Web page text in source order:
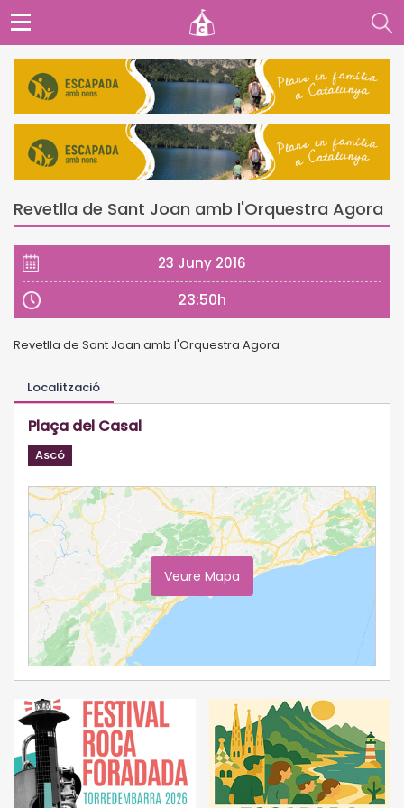
Revetlla de Sant Joan amb l'Orquestra Agora
23 Juny 2016
23:50h
Revetlla de Sant Joan amb l'Orquestra Agora
Localització
Plaça del Casal
Ascó
Veure Mapa